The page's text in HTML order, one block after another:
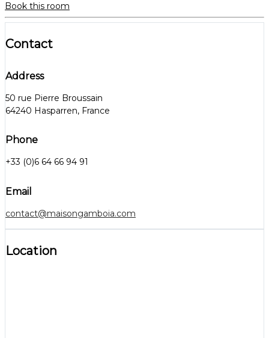
Book this room
Contact
Address
50 rue Pierre Broussain
64240 Hasparren, France
Phone
+33 (0)6 64 66 94 91
Email
contact@maisongamboia.com
Location